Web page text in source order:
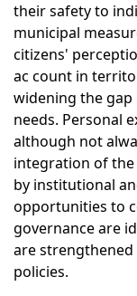
their safety to
municipal
citizens'
ac count in
widening the gap
needs. Personal
although not
integration of
by institutional
opportunities to
governance are
are
policies.